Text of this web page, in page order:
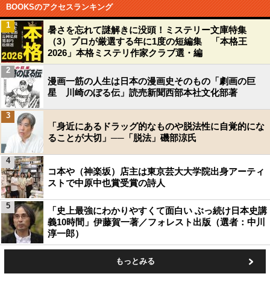
BOOKSのアクセスランキング
暑さを忘れて謎解きに没頭！ミステリー文庫特集
（3）プロが厳選する年に1度の短編集 「本格王
2026」本格ミステリ作家クラブ選・編
1
漫画一筋の人生は日本の漫画史そのもの「劇画の巨
星 川崎のぼる伝」読売新聞西部本社文化部著
2
「身近にあるドラッグ的なものや脱法性に自覚的にな
ることが大切」──「脱法」磯部涼氏
3
コ本や（神楽坂）店主は東京芸大大学院出身アーティ
ストで中原中也賞受賞の詩人
4
「史上最強にわかりやすくて面白い ぶっ続け日本史講
義10時間」伊藤賀一著／フォレスト出版（選者：中川
淳一郎）
5
もっとみる